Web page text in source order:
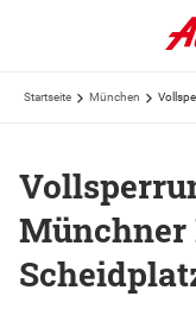
Startseite München
Münchner